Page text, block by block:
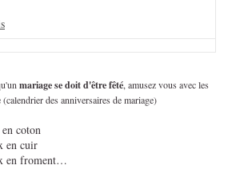
mariage se doit d'être fêté, amusez vous avec les
(calendrier des anniversaires de mariage)
coton
en cuir
en froment…